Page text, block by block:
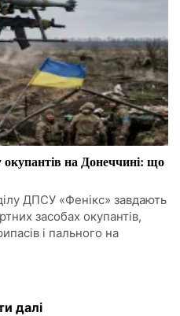
окупантів на Донеччині: що
ДПСУ «Фенікс» завдають
засобах окупантів,
і пального на
далі